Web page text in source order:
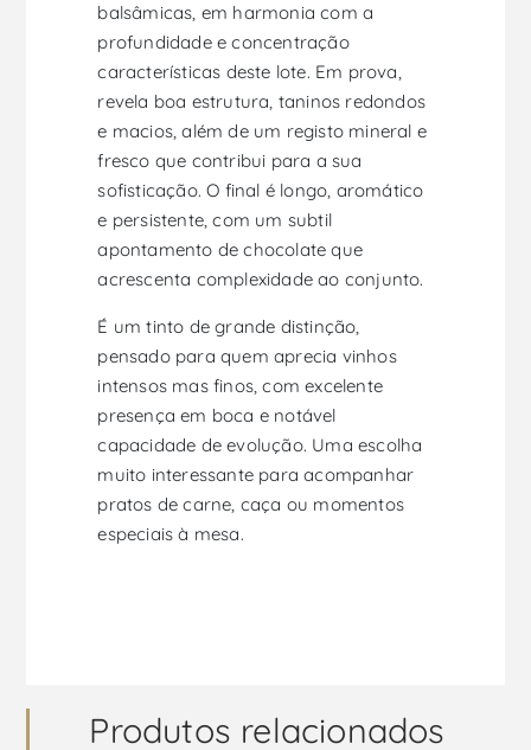
balsâmicas, em harmonia com a
profundidade e concentração
características deste lote. Em prova,
revela boa estrutura, taninos redondos
e macios, além de um registo mineral e
fresco que contribui para a sua
sofisticação. O final é longo, aromático
e persistente, com um subtil
apontamento de chocolate que
acrescenta complexidade ao conjunto.
É um tinto de grande distinção,
pensado para quem aprecia vinhos
intensos mas finos, com excelente
presença em boca e notável
capacidade de evolução. Uma escolha
muito interessante para acompanhar
pratos de carne, caça ou momentos
especiais à mesa.
Produtos relacionados